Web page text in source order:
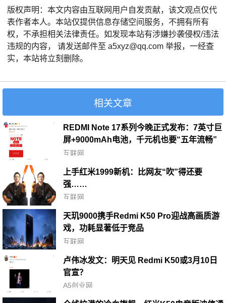
版权声明：本文内容由互联网用户自发贡献，该文观点仅代
表作者本人。本站仅提供信息存储空间服务，不拥有所有
权，不承担相关法律责任。如发现本站有涉嫌抄袭侵权/违法
违规的内容， 请发送邮件至 a5xyz@qq.com 举报，一经查
实，本站将立刻删除。
相关文章
REDMI Note 17系列今晚正式发布：7英寸巨
屏+9000mAh电池，千元机也要“五年流畅”
互联网
上手红米1999新机：比网友“吹”得还要
强……
互联网
天玑9000携手Redmi K50 Pro迎战高画质游
戏，功耗显著低于竞品
互联网
卢伟冰发文：明天见 Redmi K50或3月10日
官宣？
A5创业网